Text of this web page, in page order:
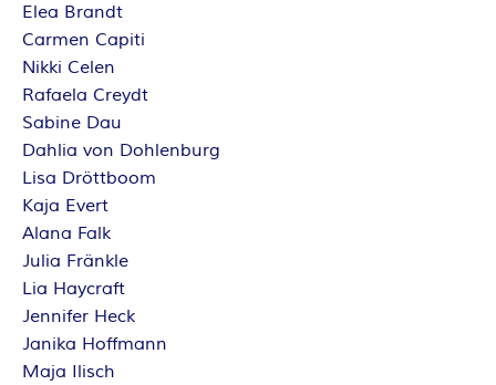
Elea Brandt
Carmen Capiti
Nikki Celen
Rafaela Creydt
Sabine Dau
Dahlia von Dohlenburg
Lisa Dröttboom
Kaja Evert
Alana Falk
Julia Fränkle
Lia Haycraft
Jennifer Heck
Janika Hoffmann
Maja Ilisch